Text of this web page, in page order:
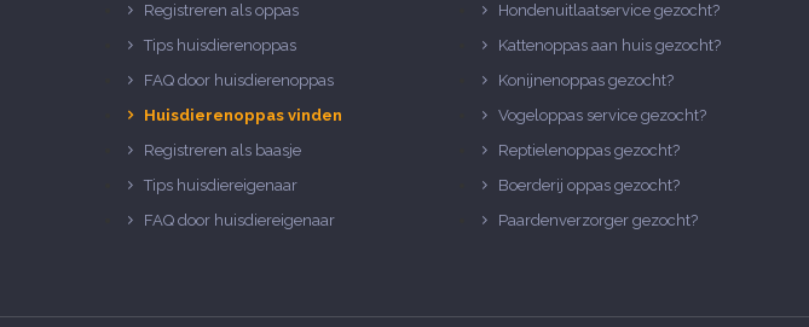
Registreren als oppas
Tips huisdierenoppas
FAQ door huisdierenoppas
Huisdierenoppas vinden
Registreren als baasje
Tips huisdiereigenaar
FAQ door huisdiereigenaar
Hondenuitlaatservice gezocht?
Kattenoppas aan huis gezocht?
Konijnenoppas gezocht?
Vogeloppas service gezocht?
Reptielenoppas gezocht?
Boerderij oppas gezocht?
Paardenverzorger gezocht?